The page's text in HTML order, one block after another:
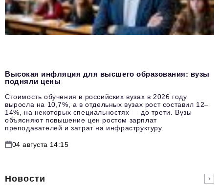
Высокая инфляция для высшего образования: вузы
подняли цены
Стоимость обучения в российских вузах в 2026 году
выросла на 10,7%, а в отдельных вузах рост составил 12–
14%, на некоторых специальностях — до трети. Вузы
объясняют повышение цен ростом зарплат
преподавателей и затрат на инфраструктуру.
04 августа 14:15
Новости